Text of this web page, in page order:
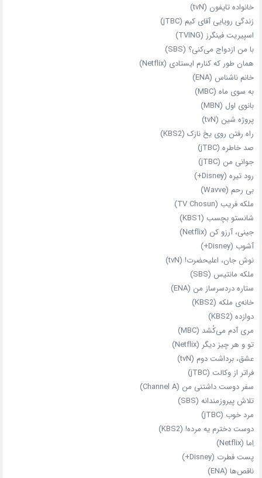
خانواده تایفون (tvN)
زندگی رویایی آقای کیم (jTBC)
اسپیریت فینگرز (TVING)
با من ازدواج می‌کنی؟ (SBS)
همان‌ طور که کنارم ایستادی (Netflix)
خانم ناشناس (ENA)
به سوی ماه (MBC)
بانوی اول (MBN)
پروژه شین (tvN)
راه رفتن روی یخ نازک (KBS2)
صد خاطره (jTBC)
جوانی من (jTBC)
رود تیره (Disney+)
بی‌ رحم (Wavve)
ملکه فریب (TV Chosun)
شانستو بچسب (KBS1)
جینی، آرزو کن (Netflix)
آشوب (Disney+)
نوش جان، اعلیحضرت! (tvN)
ملکه‌ مانتیس (SBS)
ستاره دردسرساز من (ENA)
خانه‌ی ملکه (KBS2)
دوازده (KBS2)
مری آدم می‌کُشد (MBC)
تو و هر چیز دیگر (Netflix)
عشق، برداشت دوم (tvN)
فراتر از وکالت (jTBC)
سفر دوست‌ داشتنی من (Channel A)
تلاش پیروزمندانه (SBS)
مرد خوب (jTBC)
دوست دخترم یه مرده! (KBS2)
اِما (Netflix)
پست فطرت (Disney+)
ناقص‌ها (ENA)